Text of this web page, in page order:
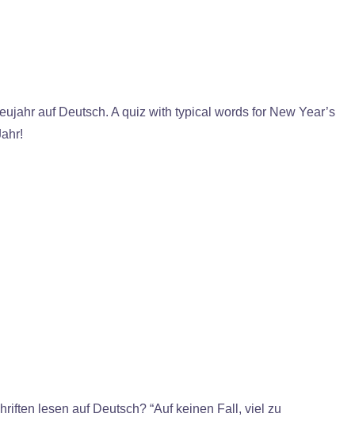
auf Deutsch. A quiz with typical words for New Year’s
lesen auf Deutsch? “Auf keinen Fall, viel zu